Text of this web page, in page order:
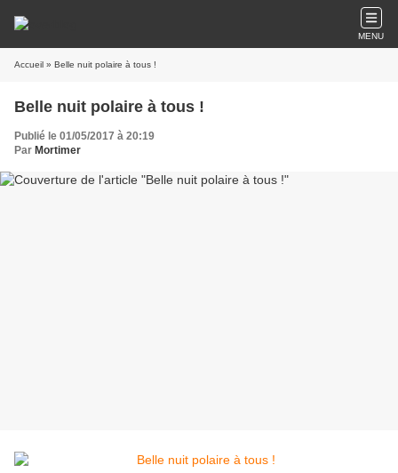
MENU
Accueil » Belle nuit polaire à tous !
Belle nuit polaire à tous !
Publié le 01/05/2017 à 20:19
Par Mortimer